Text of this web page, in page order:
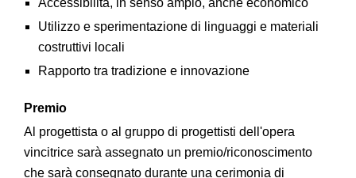
Accessibilità, in senso ampio, anche economico
Utilizzo e sperimentazione di linguaggi e materiali
costruttivi locali
Rapporto tra tradizione e innovazione
Premio
Al progettista o al gruppo di progettisti dell'opera
vincitrice sarà assegnato un premio/riconoscimento
che sarà consegnato durante una cerimonia di